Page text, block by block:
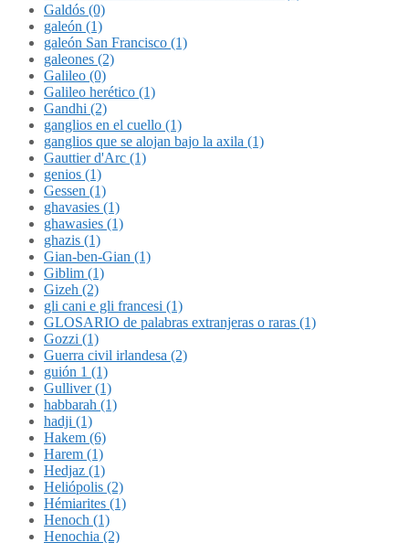
Galdós (0)
galeón (1)
galeón San Francisco (1)
galeones (2)
Galileo (0)
Galileo herético (1)
Gandhi (2)
ganglios en el cuello (1)
ganglios que se alojan bajo la axila (1)
Gauttier d'Arc (1)
genios (1)
Gessen (1)
ghavasies (1)
ghawasies (1)
ghazis (1)
Gian-ben-Gian (1)
Giblim (1)
Gizeh (2)
gli cani e gli francesi (1)
GLOSARIO de palabras extranjeras o raras (1)
Gozzi (1)
Guerra civil irlandesa (2)
guión 1 (1)
Gulliver (1)
habbarah (1)
hadji (1)
Hakem (6)
Harem (1)
Hedjaz (1)
Heliópolis (2)
Hémiarites (1)
Henoch (1)
Henochia (2)